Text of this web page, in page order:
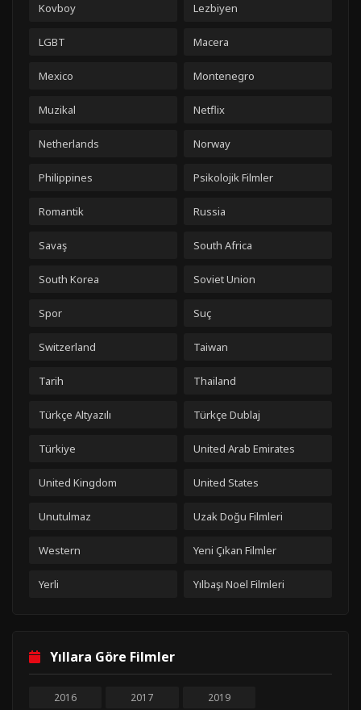
Kovboy Lezbiyen
LGBT Macera
Mexico Montenegro
Muzikal Netflix
Netherlands Norway
Philippines Psikolojik Filmler
Romantik Russia
Savaş South Africa
South Korea Soviet Union
Spor Suç
Switzerland Taiwan
Tarih Thailand
Türkçe Altyazılı Türkçe Dublaj
Türkiye United Arab Emirates
United Kingdom United States
Unutulmaz Uzak Doğu Filmleri
Western Yeni Çıkan Filmler
Yerli Yılbaşı Noel Filmleri
Yıllara Göre Filmler
2016 2017 2019